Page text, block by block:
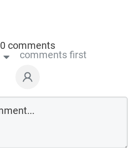
0 comments
comments first